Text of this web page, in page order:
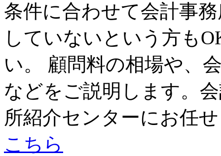
条件に合わせて会計事
していないという方も
い。 顧問料の相場や、
などをご説明します。
所紹介センターにお任
こちら